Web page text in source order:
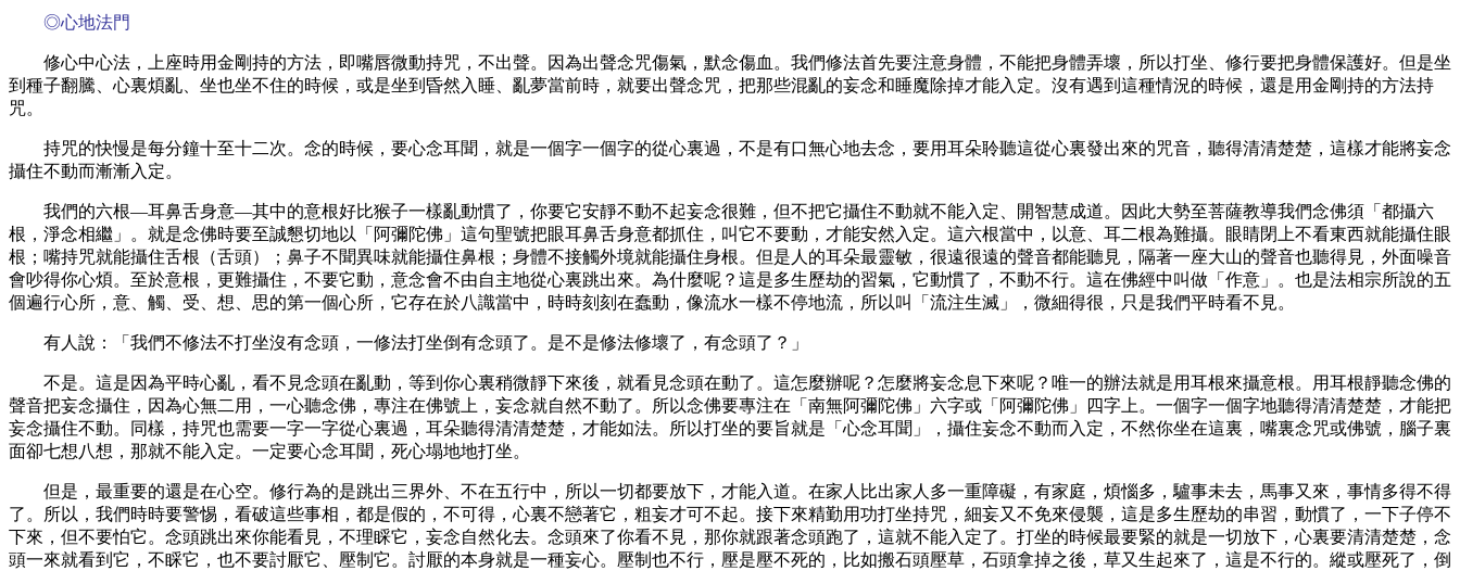
◎心地法門
修心中心法，上座時用金剛持的方法，即嘴唇微動持咒，不出聲。因為出聲念咒傷氣，默念傷血。我們修法首先要注意身體，不能把身體弄壞，所以打坐、修行要把身體保護好。但是坐
到種子翻騰、心裏煩亂、坐也坐不住的時候，或是坐到昏然入睡、亂夢當前時，就要出聲念咒，把那些混亂的妄念和睡魔除掉才能入定。沒有遇到這種情況的時候，還是用金剛持的方法持
咒。
持咒的快慢是每分鐘十至十二次。念的時候，要心念耳聞，就是一個字一個字的從心裏過，不是有口無心地去念，要用耳朵聆聽這從心裏發出來的咒音，聽得清清楚楚，這樣才能將妄念
攝住不動而漸漸入定。
我們的六根—耳鼻舌身意—其中的意根好比猴子一樣亂動慣了，你要它安靜不動不起妄念很難，但不把它攝住不動就不能入定、開智慧成道。因此大勢至菩薩教導我們念佛須「都攝六
根，淨念相繼」。就是念佛時要至誠懇切地以「阿彌陀佛」這句聖號把眼耳鼻舌身意都抓住，叫它不要動，才能安然入定。這六根當中，以意、耳二根為難攝。眼睛閉上不看東西就能攝住眼
根；嘴持咒就能攝住舌根（舌頭）；鼻子不聞異味就能攝住鼻根；身體不接觸外境就能攝住身根。但是人的耳朵最靈敏，很遠很遠的聲音都能聽見，隔著一座大山的聲音也聽得見，外面噪音
會吵得你心煩。至於意根，更難攝住，不要它動，意念會不由自主地從心裏跳出來。為什麼呢？這是多生歷劫的習氣，它動慣了，不動不行。這在佛經中叫做「作意」。也是法相宗所說的五
個遍行心所，意、觸、受、想、思的第一個心所，它存在於八識當中，時時刻刻在蠢動，像流水一樣不停地流，所以叫「流注生滅」，微細得很，只是我們平時看不見。
有人說：「我們不修法不打坐沒有念頭，一修法打坐倒有念頭了。是不是修法修壞了，有念頭了？」
不是。這是因為平時心亂，看不見念頭在亂動，等到你心裏稍微靜下來後，就看見念頭在動了。這怎麼辦呢？怎麼將妄念息下來呢？唯一的辦法就是用耳根來攝意根。用耳根靜聽念佛的
聲音把妄念攝住，因為心無二用，一心聽念佛，專注在佛號上，妄念就自然不動了。所以念佛要專注在「南無阿彌陀佛」六字或「阿彌陀佛」四字上。一個字一個字地聽得清清楚楚，才能把
妄念攝住不動。同樣，持咒也需要一字一字從心裏過，耳朵聽得清清楚楚，才能如法。所以打坐的要旨就是「心念耳聞」，攝住妄念不動而入定，不然你坐在這裏，嘴裏念咒或佛號，腦子裏
面卻七想八想，那就不能入定。一定要心念耳聞，死心塌地地打坐。
但是，最重要的還是在心空。修行為的是跳出三界外、不在五行中，所以一切都要放下，才能入道。在家人比出家人多一重障礙，有家庭，煩惱多，驢事未去，馬事又來，事情多得不得
了。所以，我們時時要警惕，看破這些事相，都是假的，不可得，心裏不戀著它，粗妄才可不起。接下來精勤用功打坐持咒，細妄又不免來侵襲，這是多生歷劫的串習，動慣了，一下子停不
下來，但不要怕它。念頭跳出來你能看見，不理睬它，妄念自然化去。念頭來了你看不見，那你就跟著念頭跑了，這就不能入定了。打坐的時候最要緊的就是一切放下，心裏要清清楚楚，念
頭一來就看到它，不睬它，也不要討厭它、壓制它。討厭的本身就是一種妄心。壓制也不行，壓是壓不死的，比如搬石頭壓草，石頭拿掉之後，草又生起來了，這是不行的。縱或壓死了，倒